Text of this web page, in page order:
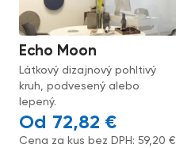
Echo Moon
Látkový dizajnový pohltivý
kruh, podvesený alebo
lepený.
72,82 €
Cena za kus bez DPH:59,20€